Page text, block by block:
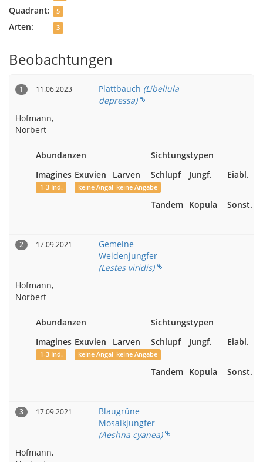
Quadrant:
Arten:
5
3
Beobachtungen
1 11.06.2023 Plattbauch (Libellula
depressa)
Hofmann,
Norbert
Abundanzen
Imagines
1-3 Ind.
Exuvien
keine Angabe
Larven
keine Angabe
Sichtungstypen
Schlupf
Jungf. Eiabl.
Tandem Kopula Sonst.
2 17.09.2021
Gemeine
Weidenjungfer
(Lestes viridis)
Hofmann,
Norbert
Abundanzen
Imagines
1-3 Ind.
Exuvien
keine Angabe
Larven
keine Angabe
Sichtungstypen
Schlupf
Jungf. Eiabl.
Tandem Kopula Sonst.
3 17.09.2021
Blaugrüne
Mosaikjungfer
(Aeshna cyanea)
Hofmann,